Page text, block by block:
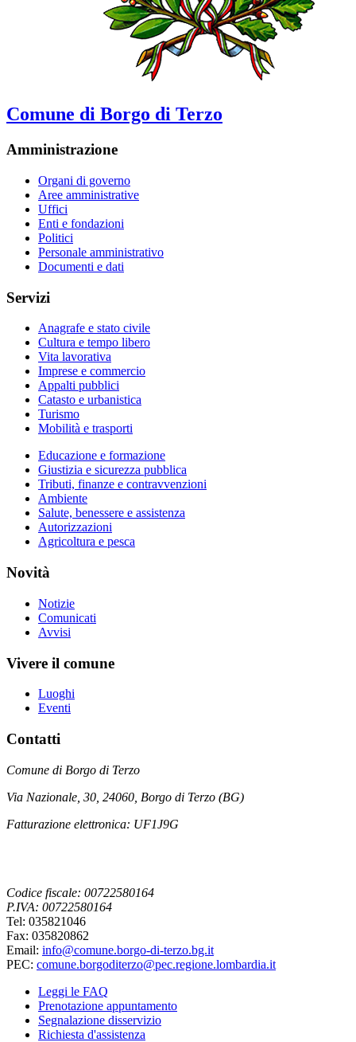
Comune di Borgo di Terzo
Amministrazione
Organi di governo
Aree amministrative
Uffici
Enti e fondazioni
Politici
Personale amministrativo
Documenti e dati
Servizi
Anagrafe e stato civile
Cultura e tempo libero
Vita lavorativa
Imprese e commercio
Appalti pubblici
Catasto e urbanistica
Turismo
Mobilità e trasporti
Educazione e formazione
Giustizia e sicurezza pubblica
Tributi, finanze e contravvenzioni
Ambiente
Salute, benessere e assistenza
Autorizzazioni
Agricoltura e pesca
Novità
Notizie
Comunicati
Avvisi
Vivere il comune
Luoghi
Eventi
Contatti
Comune di Borgo di Terzo
Via Nazionale, 30, 24060, Borgo di Terzo (BG)
Fatturazione elettronica: UF1J9G
Codice fiscale: 00722580164
P.IVA: 00722580164
Tel: 035821046
Fax: 035820862
Email: info@comune.borgo-di-terzo.bg.it
PEC: comune.borgoditerzo@pec.regione.lombardia.it
Leggi le FAQ
Prenotazione appuntamento
Segnalazione disservizio
Richiesta d'assistenza